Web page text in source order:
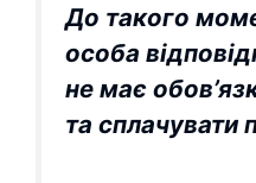
До такого
особа
не має
та сплачувати